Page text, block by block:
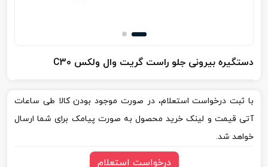
دستگیره بیرونی جلو راست گریت وال ولکس C30
با ثبت درخواست استعلام، در صورت موجود بودن کالا طی ساعات
آتی قیمت و لینک خرید محصول به صورت پیامک برای شما ارسال
خواهد شد.
درخواست استعلام